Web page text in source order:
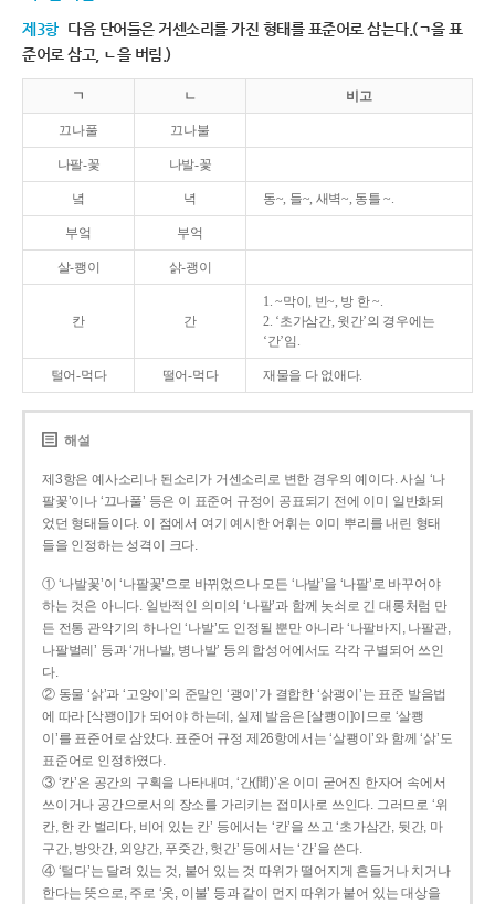
제3항 다음 단어들은 거센소리를 가진 형태를 표준어로 삼는다.(ㄱ을 표
준어로 삼고, ㄴ을 버림.)
ㄱ ㄴ 비고
끄나풀 끄나불
나팔-꽃 나발-꽃
녘 녁 동~, 들~, 새벽~, 동틀 ~.
부엌 부억
살-쾡이 삵-괭이
칸 간
1. ~막이, 빈~, 방 한 ~.
2. ‘초가삼간, 윗간’의 경우에는
‘간’임.
털어-먹다 떨어-먹다 재물을 다 없애다.
해설
제3항은 예사소리나 된소리가 거센소리로 변한 경우의 예이다. 사실 ‘나
팔꽃’이나 ‘끄나풀’ 등은 이 표준어 규정이 공표되기 전에 이미 일반화되
었던 형태들이다. 이 점에서 여기 예시한 어휘는 이미 뿌리를 내린 형태
들을 인정하는 성격이 크다.
① ‘나발꽃’이 ‘나팔꽃’으로 바뀌었으나 모든 ‘나발’을 ‘나팔’로 바꾸어야
하는 것은 아니다. 일반적인 의미의 ‘나팔’과 함께 놋쇠로 긴 대롱처럼 만
든 전통 관악기의 하나인 ‘나발’도 인정될 뿐만 아니라 ‘나팔바지, 나팔관,
나팔벌레’ 등과 ‘개나발, 병나발’ 등의 합성어에서도 각각 구별되어 쓰인
다.
② 동물 ‘삵’과 ‘고양이’의 준말인 ‘괭이’가 결합한 ‘삵괭이’는 표준 발음법
에 따라 [삭꽹이]가 되어야 하는데, 실제 발음은 [살쾡이]이므로 ‘살쾡
이’를 표준어로 삼았다. 표준어 규정 제26항에서는 ‘살쾡이’와 함께 ‘삵’도
표준어로 인정하였다.
③ ‘칸’은 공간의 구획을 나타내며, ‘간(間)’은 이미 굳어진 한자어 속에서
쓰이거나 공간으로서의 장소를 가리키는 접미사로 쓰인다. 그러므로 ‘위
칸, 한 칸 벌리다, 비어 있는 칸’ 등에서는 ‘칸’을 쓰고 ‘초가삼간, 뒷간, 마
구간, 방앗간, 외양간, 푸줏간, 헛간’ 등에서는 ‘간’을 쓴다.
④ ‘털다’는 달려 있는 것, 붙어 있는 것 따위가 떨어지게 흔들거나 치거나
한다는 뜻으로, 주로 ‘옷, 이불’ 등과 같이 먼지 따위가 붙어 있는 대상을